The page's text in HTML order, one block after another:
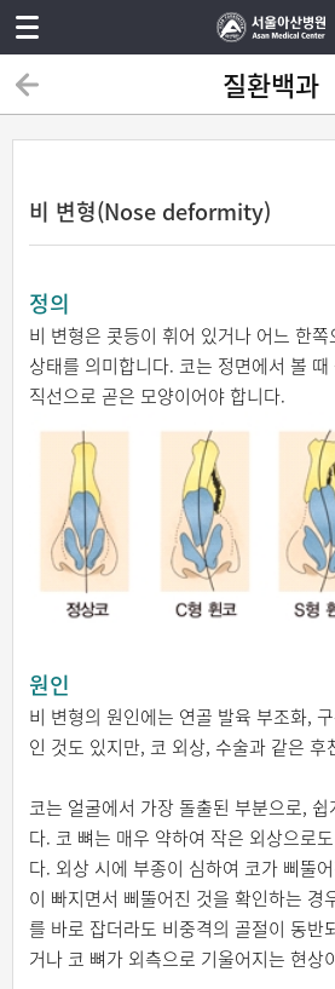
질환백과
비 변형(Nose deformity)
정의
비 변형은 콧등이 휘어 있거나 어느 한
상태를 의미합니다. 코는 정면에서 볼
직선으로 곧은 모양이어야 합니다.
원인
비 변형의 원인에는 연골 발육 부조화,
인 것도 있지만, 코 외상, 수술과 같은 후
코는 얼굴에서 가장 돌출된 부분으로,
다. 코 뼈는 매우 약하여 작은 외상으로
다. 외상 시에 부종이 심하여 코가 삐뚤
이 빠지면서 삐뚤어진 것을 확인하는 경
를 바로 잡더라도 비중격의 골절이 동반
거나 코 뼈가 외측으로 기울어지는 현상